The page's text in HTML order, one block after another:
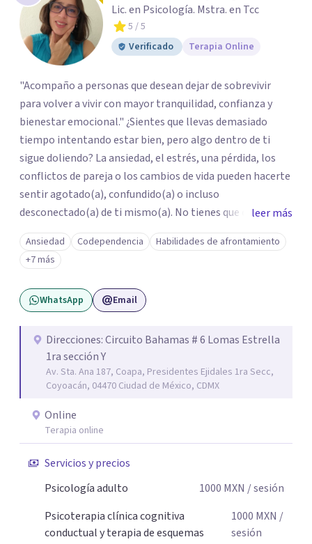
Lic. en Psicología. Mstra. en Tcc
5 / 5
Verificado
Terapia Online
"Acompaño a personas que desean dejar de sobrevivir
para volver a vivir con mayor tranquilidad, confianza y
bienestar emocional." ¿Sientes que llevas demasiado
tiempo intentando estar bien, pero algo dentro de ti
sigue doliendo? La ansiedad, el estrés, una pérdida, los
conflictos de pareja o los cambios de vida pueden hacerte
sentir agotado(a), confundido(a) o incluso
desconectado(a) de ti mismo(a). No tienes que enfrentar
este proceso en soledad. Te ofrezco un espacio seguro,
libre de juicios y basado en la empatía, el respeto y la
confidencialidad, donde juntos comprenderemos qué está
ocurriendo y trabajaremos con herramientas respaldadas
por la evidencia para ayudarte a recuperar tu bienestar.
parejas que desean superar la ansiedad, la depresión, el
estrés, los duelos, fortalecer su autoestima, establecer
límites saludables, mejorar sus relaciones y afrontar los
desafíos de la vida con mayor seguridad y equilibrio. Será
un privilegio acompañarte en este camino hacia una vida
con mayor bienestar y tranquilidad.
leer más
Ansiedad Codependencia
Habilidades de afrontamiento
+7 más
WhatsApp Email
Direcciones: Circuito Bahamas # 6 Lomas Estrella
1ra sección Y
Av. Sta. Ana 187, Coapa, Presidentes Ejidales 1ra Secc,
Coyoacán, 04470 Ciudad de México, CDMX
Online
Terapia online
Servicios y precios
Psicología adulto
1000 MXN / sesión
Psicoterapia clínica cognitiva
conductual y terapia de esquemas
1000 MXN /
sesión